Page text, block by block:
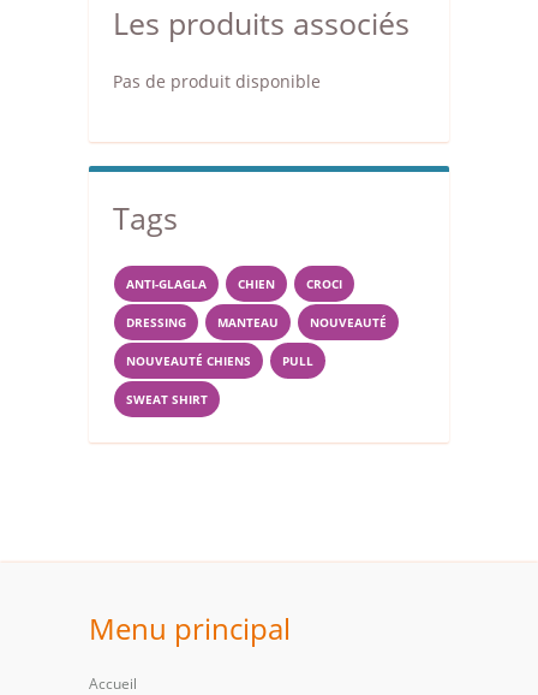
Les produits associés
Pas de produit disponible
Tags
ANTI-GLAGLA CHIEN CROCI
DRESSING MANTEAU NOUVEAUTÉ
NOUVEAUTÉ CHIENS PULL
SWEAT SHIRT
Menu principal
Accueil